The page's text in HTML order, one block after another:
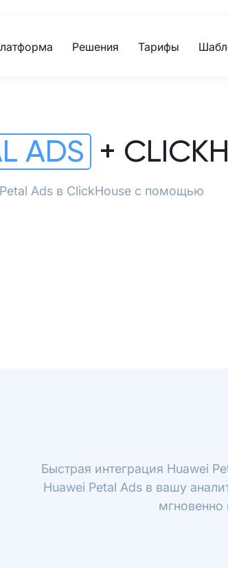
Решения Тарифы
ADS +
Ads в ClickHouse с помощью
Быстрая интеграция Huawei
Huawei Petal Ads в вашу
мгновенно